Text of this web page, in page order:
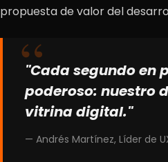
propuesta de valor del
"Cada segundo en
poderoso: nuestro
vitrina digital."
— Andrés Martínez, Líder de